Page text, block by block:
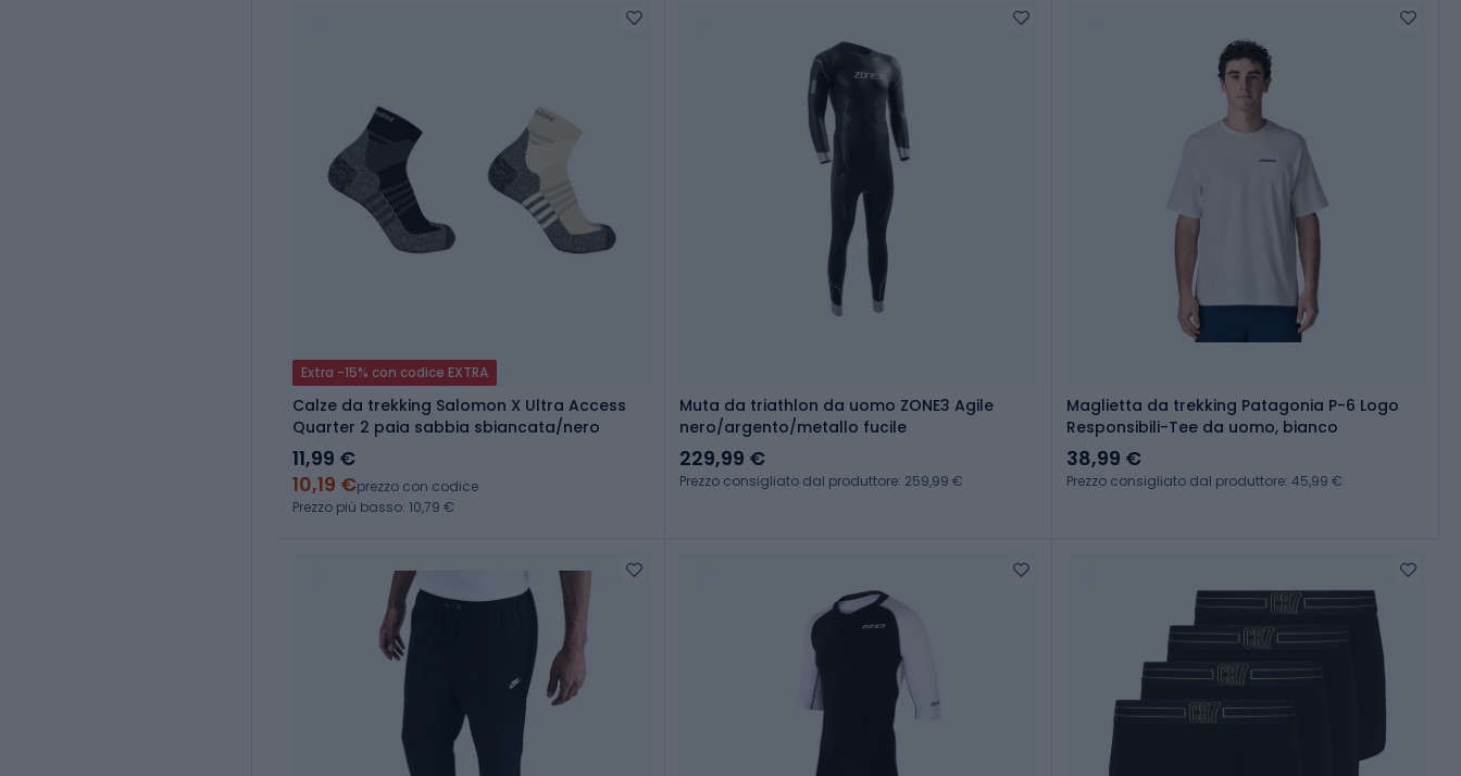
Extra -15% con codice EXTRA
Calze da trekking Salomon X Ultra Access
Quarter 2 paia sabbia sbiancata/nero
11,99 €
10,19 €prezzo con codice
Prezzo più basso: 10,79 €
Muta da triathlon da uomo ZONE3 Agile
nero/argento/metallo fucile
229,99 €
Prezzo consigliato dal produttore: 259,99 €
Maglietta da trekking Patagonia P-6 Logo
Responsibili-Tee da uomo, bianco
38,99 €
Prezzo consigliato dal produttore: 45,99 €